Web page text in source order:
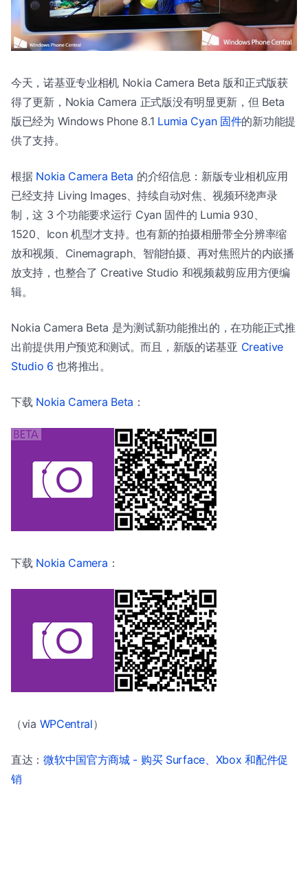
今天，诺基亚专业相机 Nokia Camera Beta 版和正式版获
得了更新，Nokia Camera 正式版没有明显更新，但 Beta
版已经为 Windows Phone 8.1 Lumia Cyan 固件的新功能提
供了支持。
根据 Nokia Camera Beta 的介绍信息：新版专业相机应用
已经支持 Living Images、持续自动对焦、视频环绕声录
制，这 3 个功能要求运行 Cyan 固件的 Lumia 930、
1520、Icon 机型才支持。也有新的拍摄相册带全分辨率缩
放和视频、Cinemagraph、智能拍摄、再对焦照片的内嵌播
放支持，也整合了 Creative Studio 和视频裁剪应用方便编
辑。
Nokia Camera Beta 是为测试新功能推出的，在功能正式推
出前提供用户预览和测试。而且，新版的诺基亚 Creative
Studio 6 也将推出。
下载 Nokia Camera Beta ：
下载 Nokia Camera ：
（via WPCentral）
直达：微软中国官方商城 - 购买 Surface、Xbox 和配件促
销